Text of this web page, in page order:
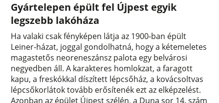
Gyártelepen épült fel Újpest egyik
legszebb lakóháza
Ha valaki csak fényképen látja az 1900-ban épült
Leiner-házat, joggal gondolhatná, hogy a kétemeletes
magastetős neoreneszánsz palota egy belvárosi
negyedben áll. A karakteres homlokzat, a faragott
kapu, a freskókkal díszített lépcsőház, a kovácsoltvas
lépcsőkorlátok tovább erősítenék ezt az elképzelést.
Azonban az épület Újpest szélén, a Duna sor 14. szám